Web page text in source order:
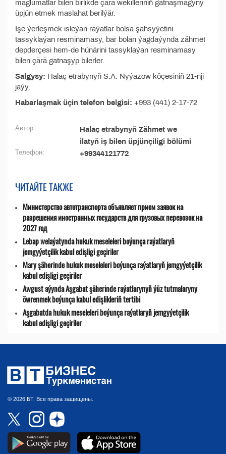
maglumatlar bilen birlikde çärä wekilleriniň gatnaşmagyny
üpjün etmek maslahat berilýär.
Işe ýerleşmek isleýän raýatlar bolsa şahsyýetini
tassyklaýan resminamasy, bar bolan ýagdaýynda zähmet
depderçesi hem-de hünärini tassyklaýan resminamasy
bilen çärä gatnaşyp bilerler.
Salgysy: Halaç etrabynyň S.A. Nyýazow köçesiniň 21-nji
jaýy.
Habarlaşmak üçin telefon belgisi: +993 (441) 2-17-72
Автор:
Halaç etrabynyň Zähmet we
ilatyň iş bilen üpjünçiligi bölümi
Телефон: +99344121772
ЧИТАЙТЕ ТАКЖЕ
Министерство автотранспорта объявляет прием заявок на
разрешения иностранных государств для грузовых перевозок на
2027 год
Lebap welaýatynda hukuk meseleleri boýunça raýatlaryň
jemgyýetçilik kabul edişligi geçiriler
Mary şäherinde hukuk meseleleri boýunça raýatlaryň jemgyýetçilik
kabul edişligi geçiriler
Awgust aýynda Aşgabat şäherinde raýatlarynyň ýüz tutmalaryny
öwrenmek boýunça kabul edişlikleriň tertibi
Aşgabatda hukuk meseleleri boýunça raýatlaryň jemgyýetçilik
kabul edişligi geçiriler
© 2026 БТ. Все права защищены.